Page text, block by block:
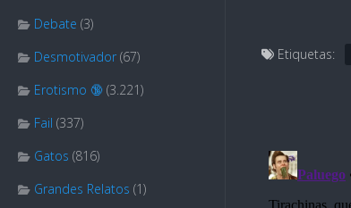
Debate (3)
Desmotivador (67)
Erotismo 🔞 (3.221)
Fail (337)
Gatos (816)
Grandes Relatos (1)
Etiquetas: